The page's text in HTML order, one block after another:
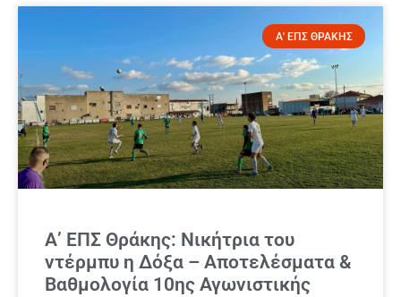
Α' ΕΠΣ ΘΡΑΚΗΣ
Α’ ΕΠΣ Θράκης: Νικήτρια του
ντέρμπυ η Δόξα – Αποτελέσματα &
Βαθμολογία 10ης Αγωνιστικής